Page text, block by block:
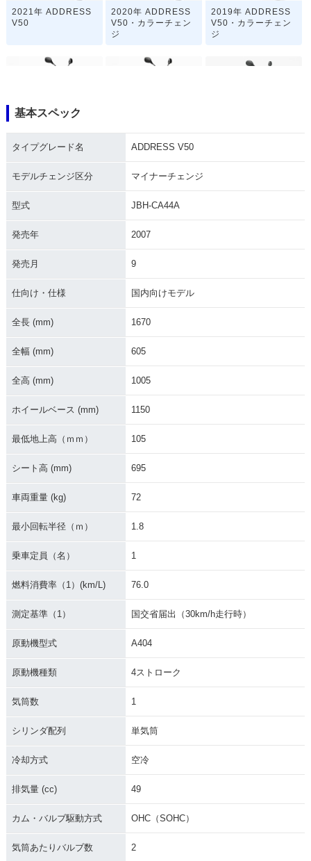
2021年 ADDRESS
V50
2020年 ADDRESS
V50・カラーチェン
ジ
2019年 ADDRESS
V50・カラーチェン
ジ
V50・マイナーチェ
V50・マイナーチェ
2013年 ADDRESS
2013年 ADDRESS
V50・マイナーチェ
V50・特別・限定仕
2011年 ADDRESS
2011年 ADDRESS
ェンジ
V50・追加
V50・追加
基本スペック
タイプグレード名 ADDRESS V50
モデルチェンジ区分 マイナーチェンジ
型式 JBH-CA44A
発売年 2007
発売月 9
仕向け・仕様 国内向けモデル
全長 (mm) 1670
全幅 (mm) 605
全高 (mm) 1005
ホイールベース (mm) 1150
最低地上高（ｍｍ） 105
シート高 (mm) 695
車両重量 (kg) 72
最小回転半径（ｍ） 1.8
乗車定員（名） 1
燃料消費率（1）(km/L) 76.0
測定基準（1） 国交省届出（30km/h走行時）
原動機型式 A404
原動機種類 4ストローク
気筒数 1
シリンダ配列 単気筒
冷却方式 空冷
排気量 (cc) 49
カム・バルブ駆動方式 OHC（SOHC）
気筒あたりバルブ数 2